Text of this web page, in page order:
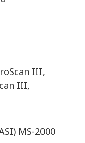
III,
III,
MS-2000